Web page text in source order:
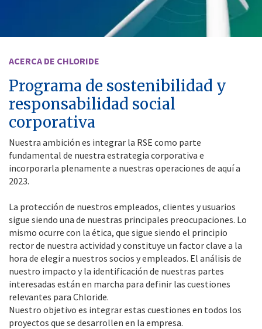
ACERCA DE CHLORIDE
Programa de sostenibilidad y
responsabilidad social
corporativa
Nuestra ambición es integrar la RSE como parte
fundamental de nuestra estrategia corporativa e
incorporarla plenamente a nuestras operaciones de aquí a
2023.
La protección de nuestros empleados, clientes y usuarios
sigue siendo una de nuestras principales preocupaciones. Lo
mismo ocurre con la ética, que sigue siendo el principio
rector de nuestra actividad y constituye un factor clave a la
hora de elegir a nuestros socios y empleados. El análisis de
nuestro impacto y la identificación de nuestras partes
interesadas están en marcha para definir las cuestiones
relevantes para Chloride.
Nuestro objetivo es integrar estas cuestiones en todos los
proyectos que se desarrollen en la empresa.